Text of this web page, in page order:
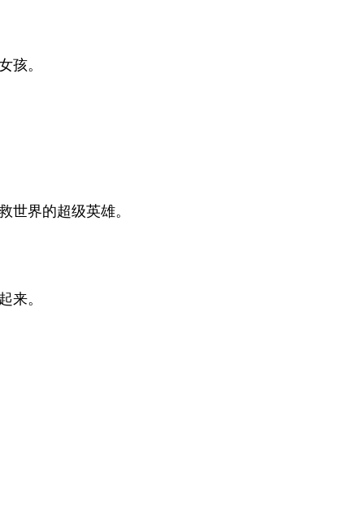
孩。
界的超级英雄。
来。